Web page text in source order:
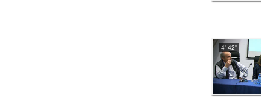
4' 42''